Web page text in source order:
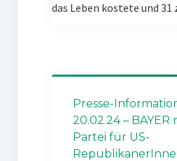
das Leben kostete und
Presse-
20.02.24 – BAYER
Partei für US-